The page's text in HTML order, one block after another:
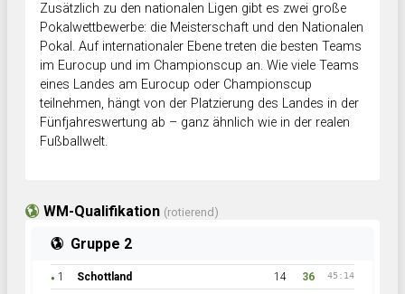
Zusätzlich zu den nationalen Ligen gibt es zwei große
Pokalwettbewerbe: die Meisterschaft und den Nationalen
Pokal. Auf internationaler Ebene treten die besten Teams
im Eurocup und im Championscup an. Wie viele Teams
eines Landes am Eurocup oder Championscup
teilnehmen, hängt von der Platzierung des Landes in der
Fünfjahreswertung ab – ganz ähnlich wie in der realen
Fußballwelt.
WM-Qualifikation (rotierend)
Gruppe 2
● 1 Schottland 14 36 45:14